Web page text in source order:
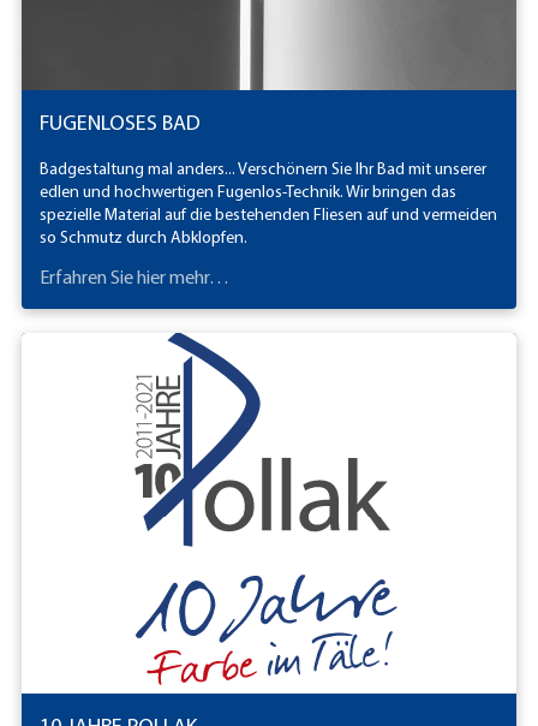
FUGENLOSES BAD
Badgestaltung mal anders... Verschönern Sie Ihr Bad mit unserer
edlen und hochwertigen Fugenlos-Technik. Wir bringen das
spezielle Material auf die bestehenden Fliesen auf und vermeiden
so Schmutz durch Abklopfen.
Erfahren Sie hier mehr…